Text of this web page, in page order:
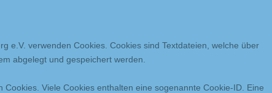
e.V. verwenden Cookies. Cookies sind Textdateien, welche über
abgelegt und gespeichert werden.
Viele Cookies enthalten eine sogenannte Cookie-ID. Eine